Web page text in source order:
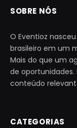
SOBRE NÓS
O Eventioz
brasileiro em um
Mais do que um
de
conteúdo
CATEGORIAS